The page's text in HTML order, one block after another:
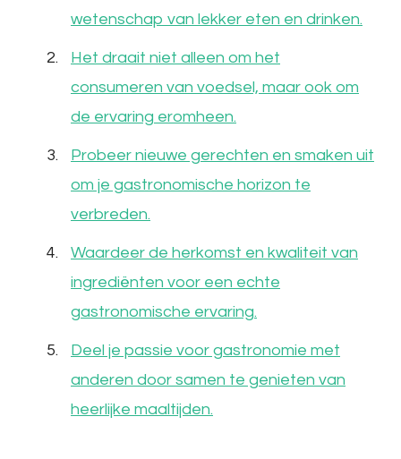
wetenschap van lekker eten en drinken.
Het draait niet alleen om het
consumeren van voedsel, maar ook om
de ervaring eromheen.
Probeer nieuwe gerechten en smaken uit
om je gastronomische horizon te
verbreden.
Waardeer de herkomst en kwaliteit van
ingrediënten voor een echte
gastronomische ervaring.
Deel je passie voor gastronomie met
anderen door samen te genieten van
heerlijke maaltijden.